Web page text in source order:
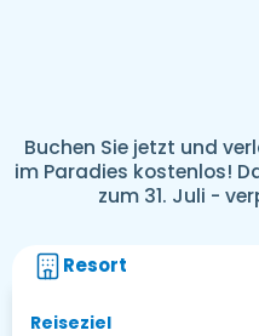
Buchen Sie jetzt und
im Paradies kostenlos!
zum 31. Juli -
Resort
Reiseziel